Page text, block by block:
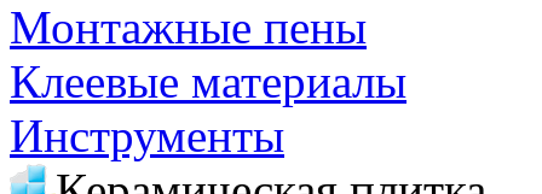
Монтажные пены
Клеевые материалы
Инструменты